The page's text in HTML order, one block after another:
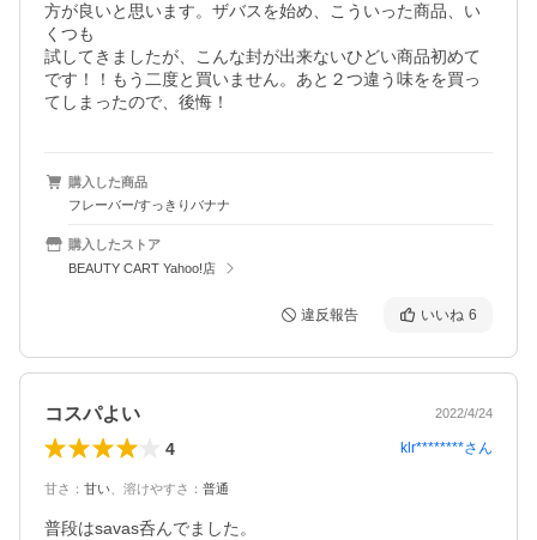
方が良いと思います。ザバスを始め、こういった商品、い
くつも
試してきましたが、こんな封が出来ないひどい商品初めて
です！！もう二度と買いません。あと２つ違う味をを買っ
てしまったので、後悔！
購入した商品
フレーバー/すっきりバナナ
購入したストア
BEAUTY CART Yahoo!店
違反報告 いいね 6
コスパよい 2022/4/24
4 klr********さん
甘さ ： 甘い 溶けやすさ ： 普通
普段はsavas呑んでました。